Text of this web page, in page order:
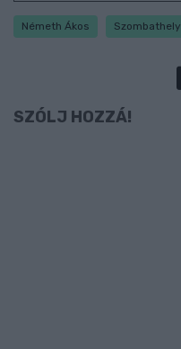
Németh Ákos Szombathely
SZÓLJ HOZZÁ!